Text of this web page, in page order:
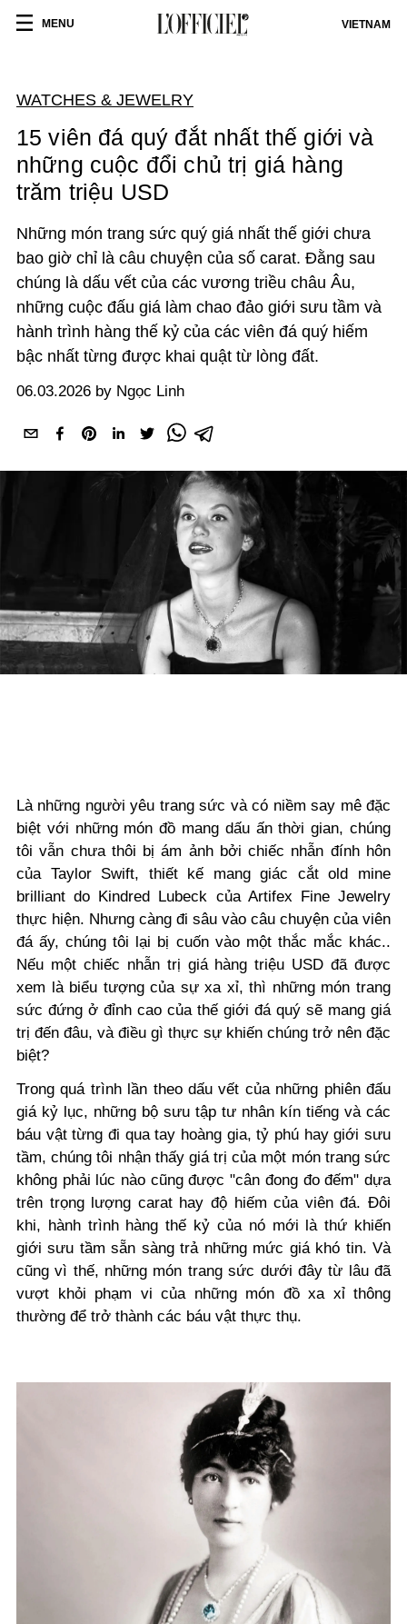
MENU VIETNAM
WATCHES & JEWELRY
15 viên đá quý đắt nhất thế giới và
những cuộc đổi chủ trị giá hàng
trăm triệu USD
Những món trang sức quý giá nhất thế giới chưa
bao giờ chỉ là câu chuyện của số carat. Đằng sau
chúng là dấu vết của các vương triều châu Âu,
những cuộc đấu giá làm chao đảo giới sưu tầm và
hành trình hàng thế kỷ của các viên đá quý hiếm
bậc nhất từng được khai quật từ lòng đất.
06.03.2026 by Ngọc Linh
Là những người yêu trang sức và có niềm say mê đặc
biệt với những món đồ mang dấu ấn thời gian, chúng
tôi vẫn chưa thôi bị ám ảnh bởi chiếc nhẫn đính hôn
của Taylor Swift, thiết kế mang giác cắt old mine
brilliant do Kindred Lubeck của Artifex Fine Jewelry
thực hiện. Nhưng càng đi sâu vào câu chuyện của viên
đá ấy, chúng tôi lại bị cuốn vào một thắc mắc khác..
Nếu một chiếc nhẫn trị giá hàng triệu USD đã được
xem là biểu tượng của sự xa xỉ, thì những món trang
sức đứng ở đỉnh cao của thế giới đá quý sẽ mang giá
trị đến đâu, và điều gì thực sự khiến chúng trở nên đặc
biệt?
Trong quá trình lần theo dấu vết của những phiên đấu
giá kỷ lục, những bộ sưu tập tư nhân kín tiếng và các
báu vật từng đi qua tay hoàng gia, tỷ phú hay giới sưu
tầm, chúng tôi nhận thấy giá trị của một món trang sức
không phải lúc nào cũng được "cân đong đo đếm" dựa
trên trọng lượng carat hay độ hiếm của viên đá. Đôi
khi, hành trình hàng thế kỷ của nó mới là thứ khiến
giới sưu tầm sẵn sàng trả những mức giá khó tin. Và
cũng vì thế, những món trang sức dưới đây từ lâu đã
vượt khỏi phạm vi của những món đồ xa xỉ thông
thường để trở thành các báu vật thực thụ.